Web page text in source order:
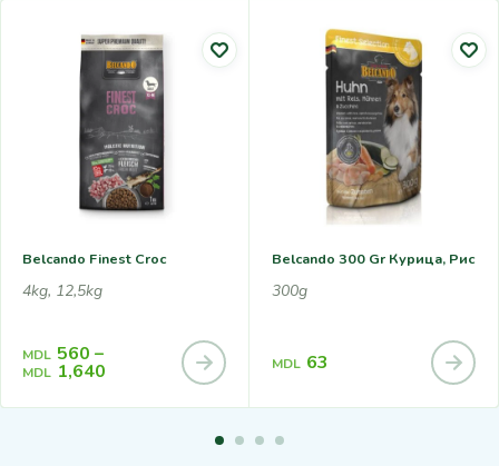
Belcando Finest Croc
4kg, 12,5kg
MDL 560 –
MDL 1,640
Belcando 300 Gr Курица, Рис
300g
MDL 63